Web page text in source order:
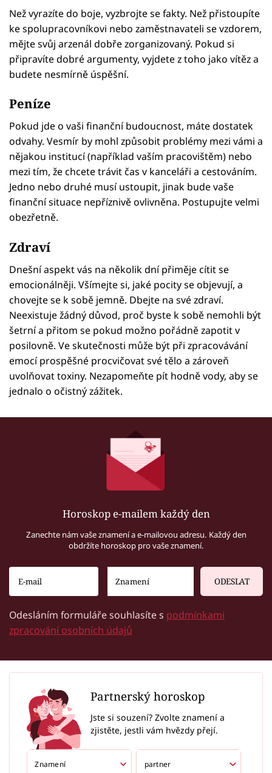
Než vyrazíte do boje, vyzbrojte se fakty. Než přistoupíte
ke spolupracovníkovi nebo zaměstnavateli se vzdorem,
mějte svůj arzenál dobře zorganizovaný. Pokud si
připravíte dobré argumenty, vyjdete z toho jako vítěz a
budete nesmírně úspěšní.
Peníze
Pokud jde o vaši finanční budoucnost, máte dostatek
odvahy. Vesmír by mohl způsobit problémy mezi vámi a
nějakou institucí (například vaším pracovištěm) nebo
mezi tím, že chcete trávit čas v kanceláři a cestováním.
Jedno nebo druhé musí ustoupit, jinak bude vaše
finanční situace nepříznivě ovlivněna. Postupujte velmi
obezřetně.
Zdraví
Dnešní aspekt vás na několik dní přiměje cítit se
emocionálněji. Všímejte si, jaké pocity se objevují, a
chovejte se k sobě jemně. Dbejte na své zdraví.
Neexistuje žádný důvod, proč byste k sobě nemohli být
šetrní a přitom se pokud možno pořádně zapotit v
posilovně. Ve skutečnosti může být při zpracovávání
emocí prospěšné procvičovat své tělo a zároveň
uvolňovat toxiny. Nezapomeňte pít hodně vody, aby se
jednalo o očistný zážitek.
Horoskop e-mailem každý den
Zanechte nám vaše znamení a e-mailovou adresu. Každý den
obdržíte horoskop pro vaše znamení.
ODESLAT
Odesláním formuláře souhlasíte s podmínkami
zpracování osobních údajů
Partnerský horoskop
Jste si souzení? Zvolte znamení a
zjistěte, jestli vám hvězdy přejí.